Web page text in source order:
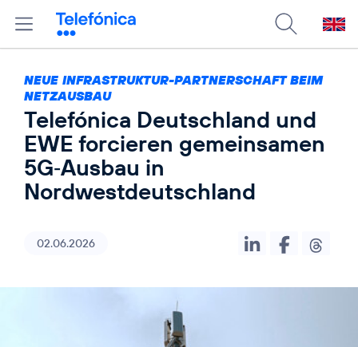
NEUE INFRASTRUKTUR-PARTNERSCHAFT BEIM
NETZAUSBAU
Telefónica Deutschland und
EWE forcieren gemeinsamen
5G‑Ausbau in
Nordwestdeutschland
02.06.2026